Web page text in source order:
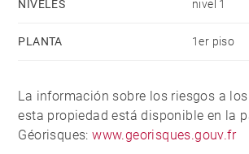
NIVELES nivel 1
PLANTA 1er piso
La información sobre los riesgos a
esta propiedad está disponible en la
Géorisques:www.georisques.gouv.fr